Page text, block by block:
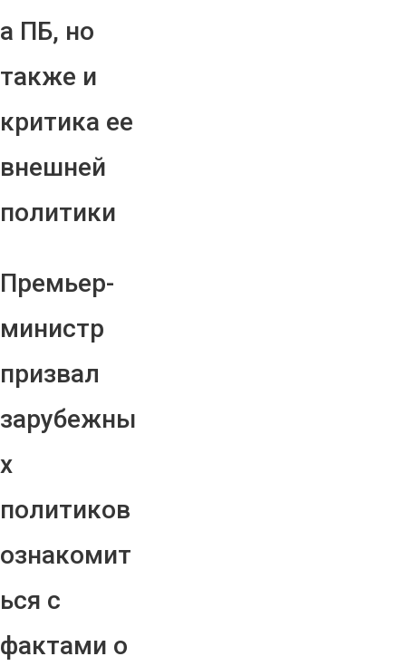
а ПБ, но
также и
критика ее
внешней
политики
Премьер-
министр
призвал
зарубежны
х
политиков
ознакомит
ься с
фактами о